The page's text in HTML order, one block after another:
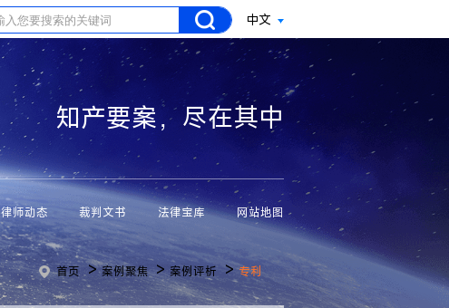
中文
知产要案，尽在其中
律师动态 裁判文书 法律宝库 网站地图
首页 >案例聚焦 >案例评析 >专利